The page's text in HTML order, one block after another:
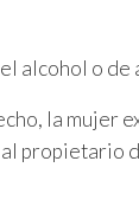
alcohol o de
la mujer
propietario